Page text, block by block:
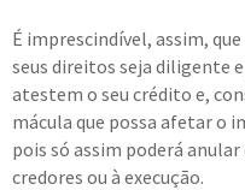
É imprescindível, assim,
seus direitos seja diligente
atestem o seu crédito e,
mácula que possa afetar o
pois só assim poderá
credores ou à execução.